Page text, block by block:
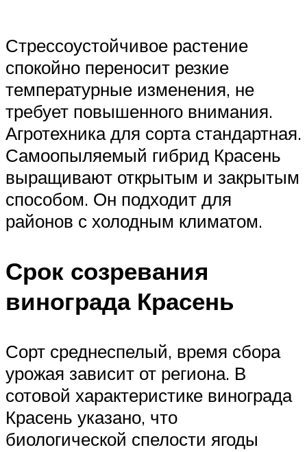
Стрессоустойчивое растение
спокойно переносит резкие
температурные изменения, не
требует повышенного внимания.
Агротехника для сорта стандартная.
Самоопыляемый гибрид Красень
выращивают открытым и закрытым
способом. Он подходит для
районов с холодным климатом.
Срок созревания
винограда Красень
Сорт среднеспелый, время сбора
урожая зависит от региона. В
сотовой характеристике винограда
Красень указано, что
биологической спелости ягоды